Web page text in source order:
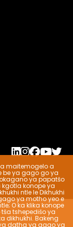
maitemogelo a
be ya gago go ya
ya papatšo
konope ya
ntle le Dikhukhi
ya motho yeo e
O ka klika konope
tshepedišo ya
dikhukhi. Bakeng
datha ya gago ya